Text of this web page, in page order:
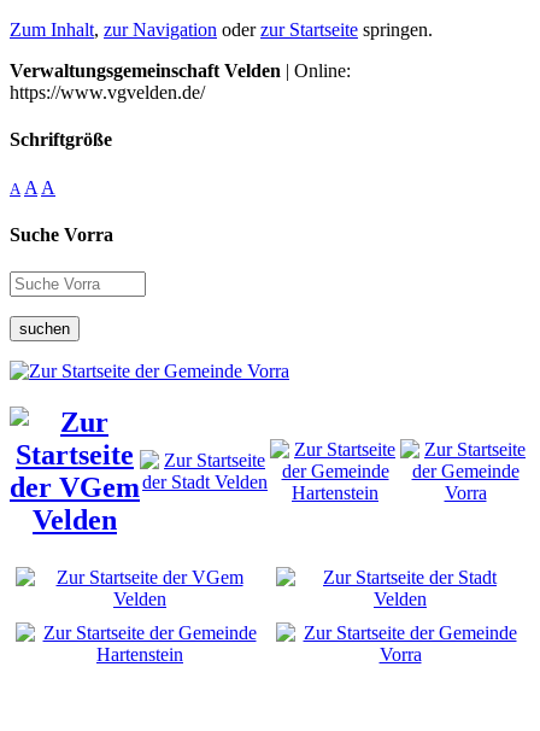
Zum Inhalt, zur Navigation oderzur Startseite springen.
Verwaltungsgemeinschaft Velden | Online:
https://www.vgvelden.de/
Schriftgröße
A A A
Suche Vorra
suchen